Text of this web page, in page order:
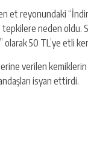
et reyonundaki
tepkilere neden oldu.
50 TL’ye etli
verilen kemiklerin
isyan ettirdi.